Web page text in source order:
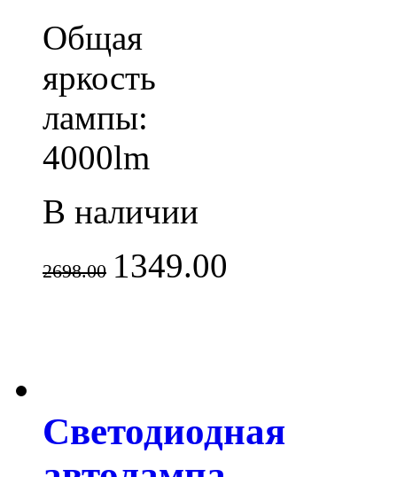
Общая
яркость
лампы:
4000lm
В наличии
2698.00 1349.00
Светодиодная